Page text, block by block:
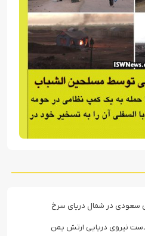
سعودی در شمال دریای سرخ
نیروی دریایی ارتش یمن